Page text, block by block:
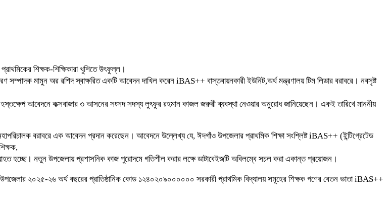
শিক্ষক-শিক্ষিকারা খুশিতে উৎফুল্ল।
সম্পাদক মামুন অর রশিদ স্বাক্ষরিত একটি আবেদন দাখিল করেন iBAS++ বাস্তবায়নকারী ইউনিট,অর্থ মন্ত্রণালয় টিম লিডার বরাবরে। নবসৃষ্ট
আবেদনে কক্সবাজার ৩ আসনের সংসদ সদস্য লুৎফুর রহমান কাজল জরুরী ব্যবস্থা নেওয়ার অনুরোধ জানিয়েছেন। একই তারিখে মাননীয়
বরাবরে এক আবেদন প্রদান করেছেন। আবেদনে উল্লেখ্য যে, ঈদগাঁও উপজেলার প্রাথমিক শিক্ষা সংশ্লিষ্ট iBAS++ (ইন্টিগ্রেটেড
হচ্ছে। নতুন উপজেলায় প্রশাসনিক কাজ পুরোদমে গতিশীল করার লক্ষে ডাটাবেইজটি অবিলম্বে সচল করা একান্ত প্রয়োজন।
২০২৫-২৬ অর্থ বছরের প্রাতিষ্ঠানিক কোড ১২৪০২০৯০০০০০০ সরকারী প্রাথমিক বিদ্যালয় সমূহের শিক্ষক গণের বেতন ভাতা iBAS++